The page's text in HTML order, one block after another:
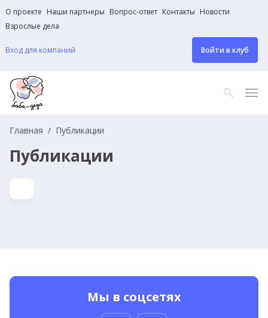
О проекте Наши партнеры Вопрос-ответ Контакты Новости
Взрослые дела
Вход для компаний Войти в клуб
Главная Публикации
Публикации
Мы в соцсетях